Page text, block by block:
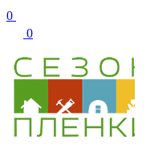
0
0